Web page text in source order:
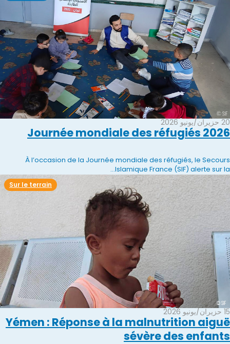
20 حزيران/يونيو 2026
Journée mondiale des réfugiés 2026
À l’occasion de la Journée mondiale des réfugiés, le Secours
Islamique France (SIF) alerte sur la...
15 حزيران/يونيو 2026
Yémen : Réponse à la malnutrition aiguë
sévère des enfants
Sur le terrain